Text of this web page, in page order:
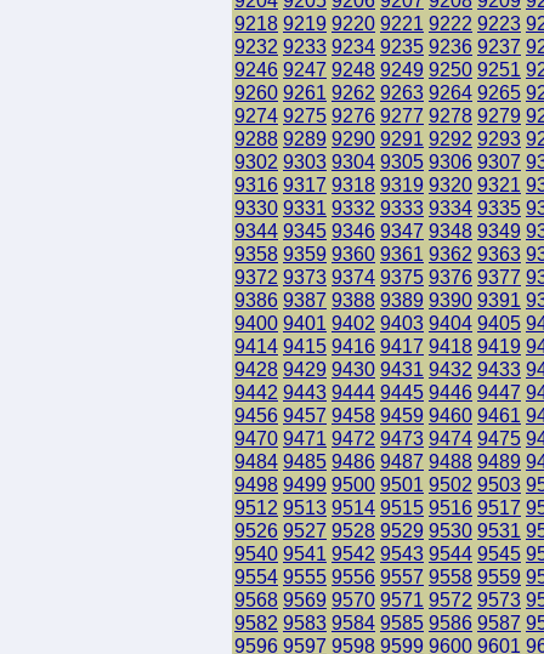
9218 9219 9220 9221 9222 9223
9232 9233 9234 9235 9236 9237
9246 9247 9248 9249 9250 9251
9260 9261 9262 9263 9264 9265
9274 9275 9276 9277 9278 9279
9288 9289 9290 9291 9292 9293
9302 9303 9304 9305 9306 9307
9316 9317 9318 9319 9320 9321
9330 9331 9332 9333 9334 9335
9344 9345 9346 9347 9348 9349
9358 9359 9360 9361 9362 9363
9372 9373 9374 9375 9376 9377
9386 9387 9388 9389 9390 9391
9400 9401 9402 9403 9404 9405
9414 9415 9416 9417 9418 9419
9428 9429 9430 9431 9432 9433
9442 9443 9444 9445 9446 9447
9456 9457 9458 9459 9460 9461
9470 9471 9472 9473 9474 9475
9484 9485 9486 9487 9488 9489
9498 9499 9500 9501 9502 9503
9512 9513 9514 9515 9516 9517
9526 9527 9528 9529 9530 9531
9540 9541 9542 9543 9544 9545
9554 9555 9556 9557 9558 9559
9568 9569 9570 9571 9572 9573
9582 9583 9584 9585 9586 9587
9596 9597 9598 9599 9600 9601